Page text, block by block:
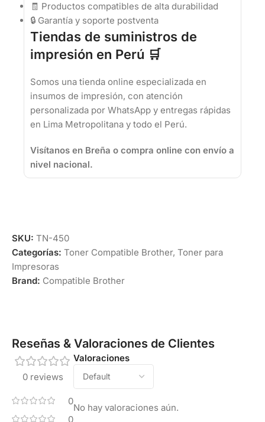
🧾 Productos compatibles de alta durabilidad
🔒 Garantía y soporte postventa
Tiendas de suministros de
impresión en Perú 🛒
Somos una tienda online especializada en
insumos de impresión, con atención
personalizada por WhatsApp y entregas rápidas
en Lima Metropolitana y todo el Perú.
Visítanos en Breña o compra online con envío a
nivel nacional.
SKU: TN-450
Categorías: Toner Compatible Brother, Toner para
Impresoras
Brand: Compatible Brother
Reseñas & Valoraciones de Clientes
0 reviews
0
0
Valoraciones
No hay valoraciones aún.